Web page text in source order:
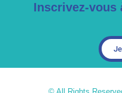
Inscrivez-vous